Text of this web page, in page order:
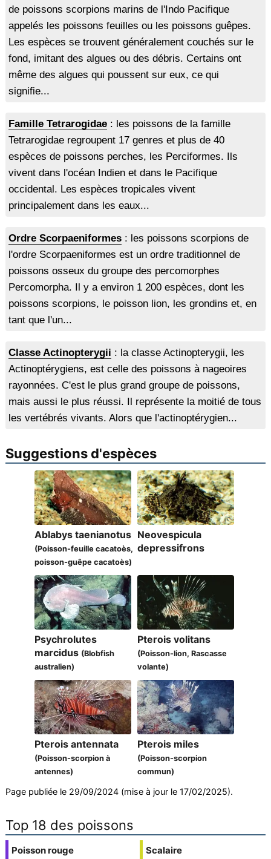
de poissons scorpions marins de l'Indo Pacifique
appelés les poissons feuilles ou les poissons guêpes.
Les espèces se trouvent généralement couchés sur le
fond, imitant des algues ou des débris. Certains ont
même des algues qui poussent sur eux, ce qui
signifie...
Famille Tetrarogidae: les poissons de la famille
Tetrarogidae regroupent 17 genres et plus de 40
espèces de poissons perches, les Perciformes. Ils
vivent dans l'océan Indien et dans le Pacifique
occidental. Les espèces tropicales vivent
principalement dans les eaux...
Ordre Scorpaeniformes: les poissons scorpions de
l'ordre Scorpaeniformes est un ordre traditionnel de
poissons osseux du groupe des percomorphes
Percomorpha. Il y a environ 1 200 espèces, dont les
poissons scorpions, le poisson lion, les grondins et, en
tant que l'un...
Classe Actinopterygii : la classe Actinopterygii, les
Actinoptérygiens, est celle des poissons à nageoires
rayonnées. C'est le plus grand groupe de poissons,
mais aussi le plus réussi. Il représente la moitié de tous
les vertébrés vivants. Alors que l'actinoptérygien...
Suggestions d'espèces
Ablabys taenianotus
(Poisson-feuille cacatoès,
poisson-guêpe cacatoès)
Neovespicula
depressifrons
Psychrolutes
marcidus (Blobfish
australien)
Pterois volitans
(Poisson-lion, Rascasse
volante)
Pterois antennata
(Poisson-scorpion à
antennes)
Pterois miles
(Poisson-scorpion
commun)
Page publiée le 29/09/2024 (mise à jour le 17/02/2025).
Top 18 des poissons
Poisson rouge
Scalaire